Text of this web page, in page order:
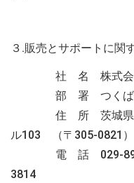
３.販売とサポートに関
社 名 株式会社
部 署 つくば事
住 所 茨城県つく
ル103 （〒 305-0821 ）
電 話 029-
3814